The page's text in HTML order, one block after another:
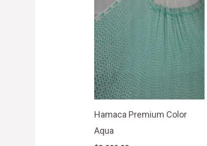
Hamaca Premium Color
Aqua